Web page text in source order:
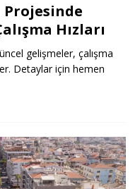
Projesinde
Hızları
gelişmeler, çalışma
Detaylar için hemen